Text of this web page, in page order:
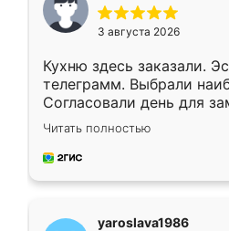
3 августа 2026
Кухню здесь заказали.
телеграмм. Выбрали
Согласовали день для
недели кухня была уже
довольны работой.
мебель за качественную
Читать полностью
yaroslava1986